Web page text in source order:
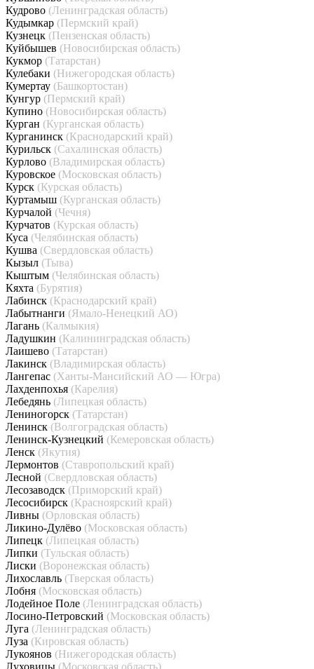
Кудрово (Ленинградская область)
Кудымкар (Пермский край)
Кузнецк (Пензенская область)
Куйбышев (Новосибирская область)
Кукмор (Татарстан)
Кулебаки (Нижегородская область)
Кумертау (Башкортостан)
Кунгур (Пермский край)
Купино (Новосибирская область)
Курган (Курганская область)
Курганинск (Краснодарский край)
Курильск (Сахалинская область)
Курлово (Владимирская область)
Куровское (Московская область)
Курск (Курская область)
Куртамыш (Курганская область)
Курчалой (Чечня)
Курчатов (Курская область)
Куса (Челябинская область)
Кушва (Свердловская область)
Кызыл (Тыва)
Кыштым (Челябинская область)
Кяхта (Бурятия)
Лабинск (Краснодарский край)
Лабытнанги (Ямало-Ненецкий АО)
Лагань (Калмыкия)
Ладушкин (Калининградская область)
Лаишево (Татарстан)
Лакинск (Владимирская область)
Лангепас (Ханты-Мансийский АО — Югра)
Лахденпохья (Карелия)
Лебедянь (Липецкая область)
Лениногорск (Татарстан)
Ленинск (Волгоградская область)
Ленинск-Кузнецкий (Кемеровская область)
Ленск (Якутия)
Лермонтов (Ставропольский край)
Лесной (Свердловская область)
Лесозаводск (Приморский край)
Лесосибирск (Красноярский край)
Ливны (Орловская область)
Ликино-Дулёво (Московская область)
Липецк (Липецкая область)
Липки (Тульская область)
Лиски (Воронежская область)
Лихославль (Тверская область)
Лобня (Московская область)
Лодейное Поле (Ленинградская область)
Лосино-Петровский (Московская область)
Луга (Ленинградская область)
Луза (Кировская область)
Лукоянов (Нижегородская область)